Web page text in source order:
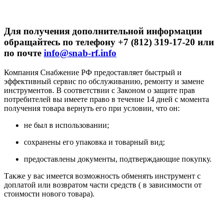
Для получения дополнительной информации
обращайтесь по телефону +7 (812) 319-17-20 или
по почте info@snab-rf.info
Компания Снабжение РФ предоставляет быстрый и
эффективный сервис по обслуживанию, ремонту и замене
инструментов. В соответствии с Законом о защите прав
потребителей вы имеете право в течение 14 дней с момента
получения товара вернуть его при условии, что он:
не был в использовании;
сохранены его упаковка и товарный вид;
предоставлены документы, подтверждающие покупку.
Также у вас имеется возможность обменять инструмент с
доплатой или возвратом части средств ( в зависимости от
стоимости нового товара).